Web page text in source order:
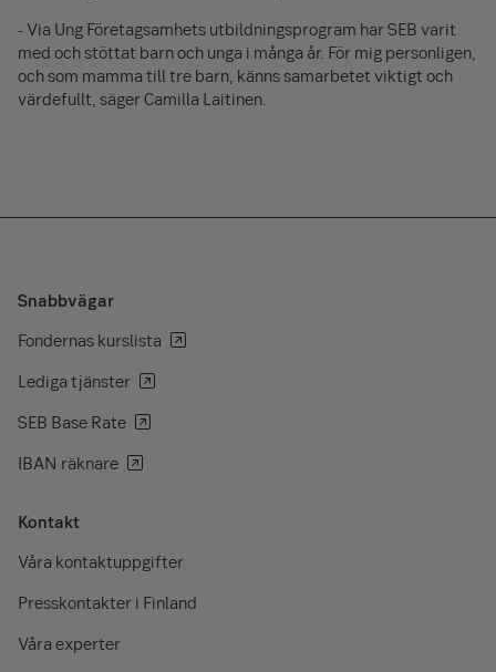
- Via Ung Företagsamhets utbildningsprogram har SEB varit
med och stöttat barn och unga i många år. För mig personligen,
och som mamma till tre barn, känns samarbetet viktigt och
värdefullt, säger Camilla Laitinen.
Snabbvägar
Fondernas kurslista
Lediga tjänster
SEB Base Rate
IBAN räknare
Kontakt
Våra kontaktuppgifter
Presskontakter i Finland
Våra experter